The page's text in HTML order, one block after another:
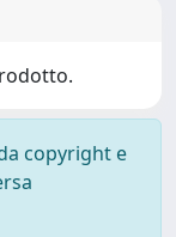
copyright e